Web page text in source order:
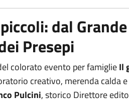
dal
Presepi
colorato evento per famiglieIl
creativo, merenda calda
Pulcini, storico Direttore